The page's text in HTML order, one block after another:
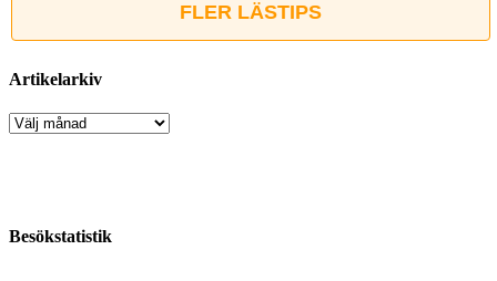
FLER LÄSTIPS
Artikelarkiv
Artikelarkiv
Besökstatistik